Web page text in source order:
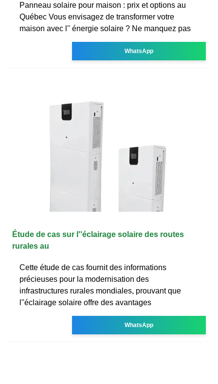
Panneau solaire pour maison : prix et options au
Québec Vous envisagez de transformer votre
maison avec l'' énergie solaire ? Ne manquez pas
WhatsApp
Étude de cas sur l''éclairage solaire des routes
rurales au
Cette étude de cas fournit des informations
précieuses pour la modernisation des
infrastructures rurales mondiales, prouvant que
l''éclairage solaire offre des avantages
WhatsApp